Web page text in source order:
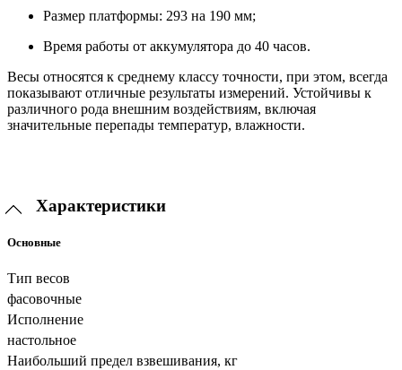
Размер платформы: 293 на 190 мм;
Время работы от аккумулятора до 40 часов.
Весы относятся к среднему классу точности, при этом, всегда
показывают отличные результаты измерений. Устойчивы к
различного рода внешним воздействиям, включая
значительные перепады температур, влажности.
Характеристики
Основные
Тип весов
фасовочные
Исполнение
настольное
Наибольший предел взвешивания, кг